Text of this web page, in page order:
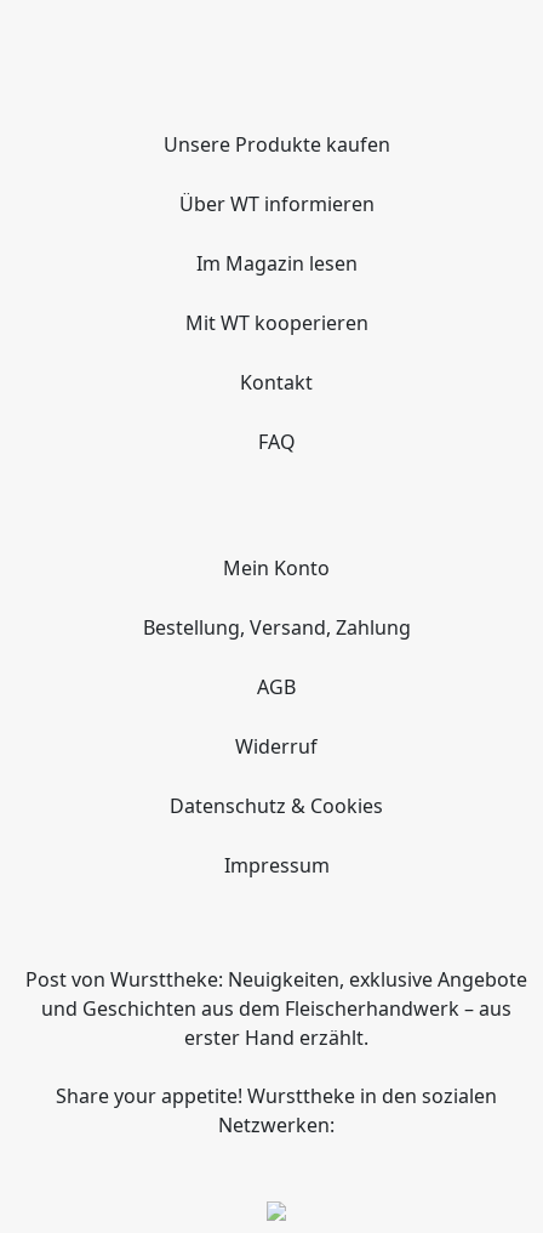
Unsere Produkte kaufen
Über WT informieren
Im Magazin lesen
Mit WT kooperieren
Kontakt
FAQ
Mein Konto
Bestellung, Versand, Zahlung
AGB
Widerruf
Datenschutz & Cookies
Impressum
Post von Wursttheke: Neuigkeiten, exklusive Angebote
und Geschichten aus dem Fleischerhandwerk – aus
erster Hand erzählt.
Share your appetite! Wursttheke in den sozialen
Netzwerken: